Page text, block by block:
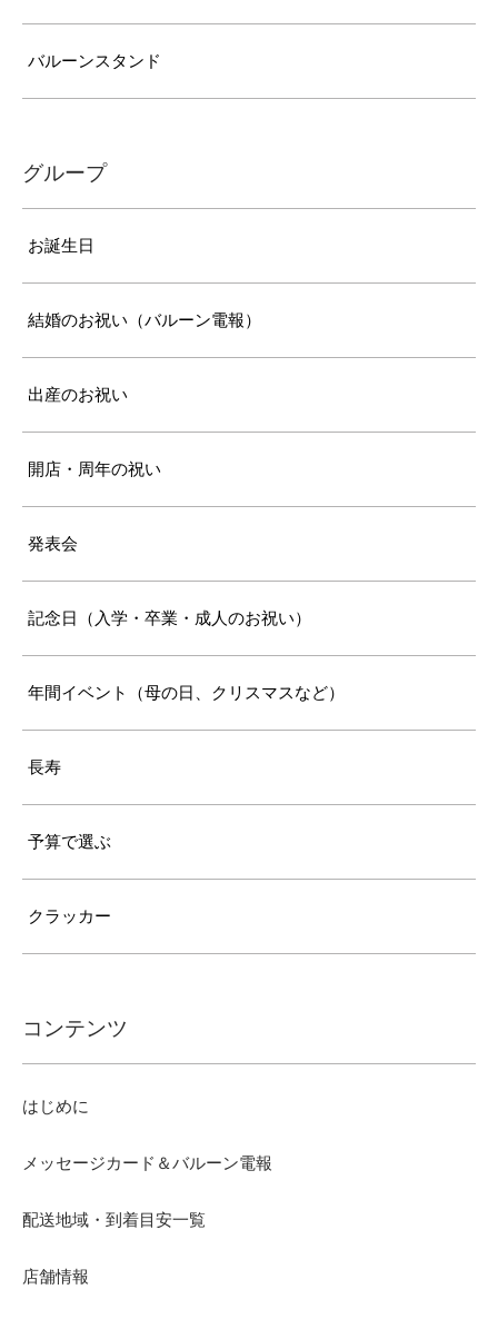
バルーンスタンド
グループ
お誕生日
結婚のお祝い（バルーン電報）
出産のお祝い
開店・周年の祝い
発表会
記念日（入学・卒業・成人のお祝い）
年間イベント（母の日、クリスマスなど）
長寿
予算で選ぶ
クラッカー
コンテンツ
はじめに
メッセージカード＆バルーン電報
配送地域・到着目安一覧
店舗情報